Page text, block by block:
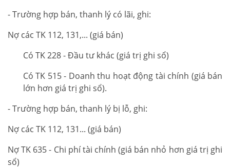
- Trường hợp bán, thanh lý có lãi, ghi:
Nợ các TK 112, 131,... (giá bán)
Có TK 228 - Đầu tư khác (giá trị ghi sổ)
Có TK 515 - Doanh thu hoạt động tài chính (giá bán
lớn hơn giá trị ghi sổ).
- Trường hợp bán, thanh lý bị lỗ, ghi:
Nợ các TK 112, 131... (giá bán)
Nợ TK 635 - Chi phí tài chính (giá bán nhỏ hơn giá trị ghi
sổ)